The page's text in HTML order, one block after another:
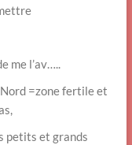
me l’av…..
=zone fertile et
petits et grands